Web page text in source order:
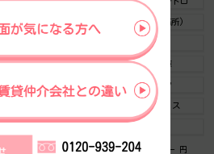
セキュリティ SOHO(住居兼事務所)
荷物EVあり
ネット回線引込可 ビル内貸倉庫
有人警備 ランドマーク
レンタルオフィス
自転車置場 自転車置場料金： ー 円